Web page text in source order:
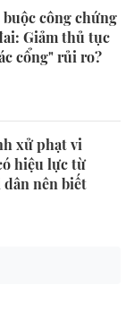
công chứng
Giảm thủ tục
cổng" rủi ro?
xử phạt vi
hiệu lực từ
nên biết